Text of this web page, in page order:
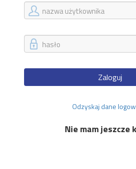
Zaloguj
Odzyskaj dane
Nie mam jeszcze